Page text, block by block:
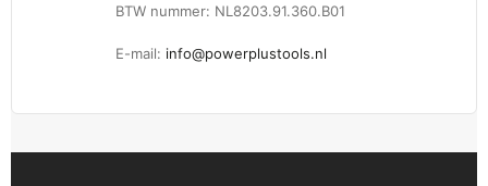
BTW nummer: NL8203.91.360.B01
E-mail: info@powerplustools.nl